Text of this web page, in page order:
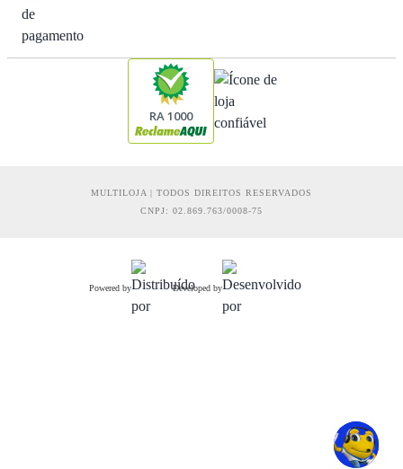
RA 1000
MULTILOJA | TODOS DIREITOS RESERVADOS
CNPJ: 02.869.763/0008-75
Powered by Developed by